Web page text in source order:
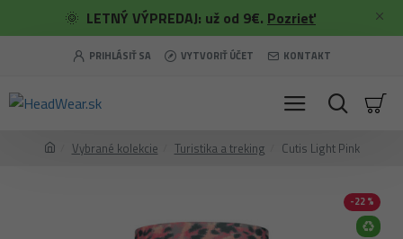
🌞 LETNÝ VÝPREDAJ: už od 9€. Pozrieť
PRIHLÁSIŤ SA VYTVORIŤ ÚČET KONTAKT
Vybrané kolekcie Turistika a treking Cutis Light Pink
-22 %